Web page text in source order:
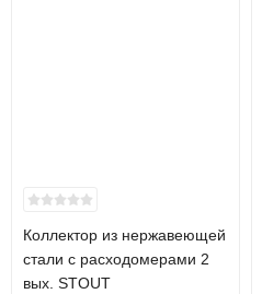
Коллектор из нержавеющей
стали с расходомерами 2
вых. STOUT